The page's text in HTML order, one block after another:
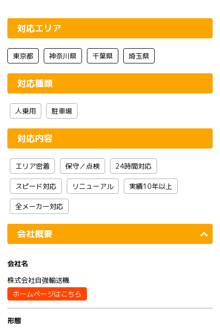
対応エリア
東京都 神奈川県 千葉県 埼玉県
対応種類
人乗用 駐車場
対応内容
エリア密着 保守／点検 24時間対応
スピード対応 リニューアル 実績10年以上
全メーカー対応
会社概要
会社名
株式会社自強輸送機
ホームページはこちら
形態